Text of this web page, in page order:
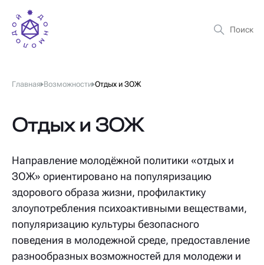
Главная Возможности Отдых и ЗОЖ
Отдых и ЗОЖ
Направление молодёжной политики «отдых и
ЗОЖ» ориентировано на популяризацию
здорового образа жизни, профилактику
злоупотребления психоактивными веществами,
популяризацию культуры безопасного
поведения в молодежной среде, предоставление
разнообразных возможностей для молодежи и